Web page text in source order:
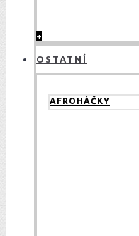
+
OSTATNÍ
AFROHÁČKY